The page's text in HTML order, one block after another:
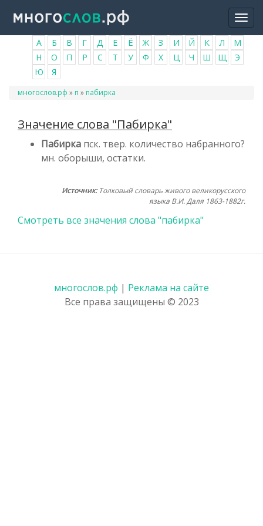
основному
содержанию
А Б В Г Д Е Ё Ж З И Й К Л
М
Н
О П Р С Т У Ф Х Ц Ч Ш Щ
Э
Ю
Я
Вы
многослов.рф » п » пабирка
Значение слова "Пабирка"
Пабирка пск. твер. количество набранного?
мн. оборыши, остатки.
Источник:Толковый словарь живого великорусского
языка В.И. Даля 1863-1882г.
Смотреть все значения слова "пабирка"
многослов.рф | Реклама на сайте
Все права защищены © 2023